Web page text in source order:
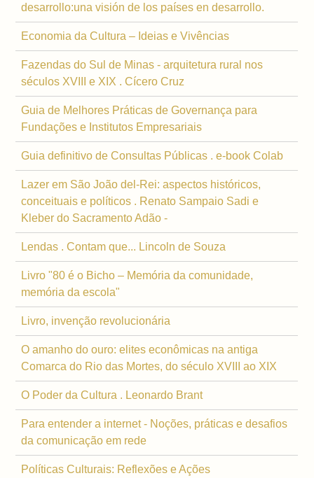
desarrollo:una visión de los países en desarrollo.
Economia da Cultura – Ideias e Vivências
Fazendas do Sul de Minas - arquitetura rural nos
séculos XVIII e XIX . Cícero Cruz
Guia de Melhores Práticas de Governança para
Fundações e Institutos Empresariais
Guia definitivo de Consultas Públicas . e-book Colab
Lazer em São João del-Rei: aspectos históricos,
conceituais e políticos . Renato Sampaio Sadi e
Kleber do Sacramento Adão -
Lendas . Contam que... Lincoln de Souza
Livro "80 é o Bicho – Memória da comunidade,
memória da escola"
Livro, invenção revolucionária
O amanho do ouro: elites econômicas na antiga
Comarca do Rio das Mortes, do século XVIII ao XIX
O Poder da Cultura . Leonardo Brant
Para entender a internet - Noções, práticas e desafios
da comunicação em rede
Políticas Culturais: Reflexões e Ações